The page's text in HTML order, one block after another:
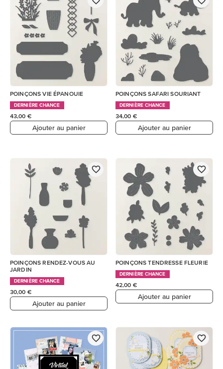
POINÇONS VIE ÉPANOUIE
DERNIÈRE CHANCE
43,00 €
Ajouter au panier
POINÇONS SAFARI SOURIANT
DERNIÈRE CHANCE
34,00 €
Ajouter au panier
POINÇONS RENDEZ-VOUS AU
JARDIN
DERNIÈRE CHANCE
30,00 €
Ajouter au panier
POINÇONS TENDRESSE FLEURIE
DERNIÈRE CHANCE
42,00 €
Ajouter au panier